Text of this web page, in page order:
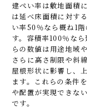
建ぺい率は敷地面積
は延べ床面積に対す
い率50％なら概ね1
す。容積率100％な
らの数値は用途地域
さらに高さ制限や斜
屋根形状に影響し、
ます。これらの条件
や配置が実現できな
です。